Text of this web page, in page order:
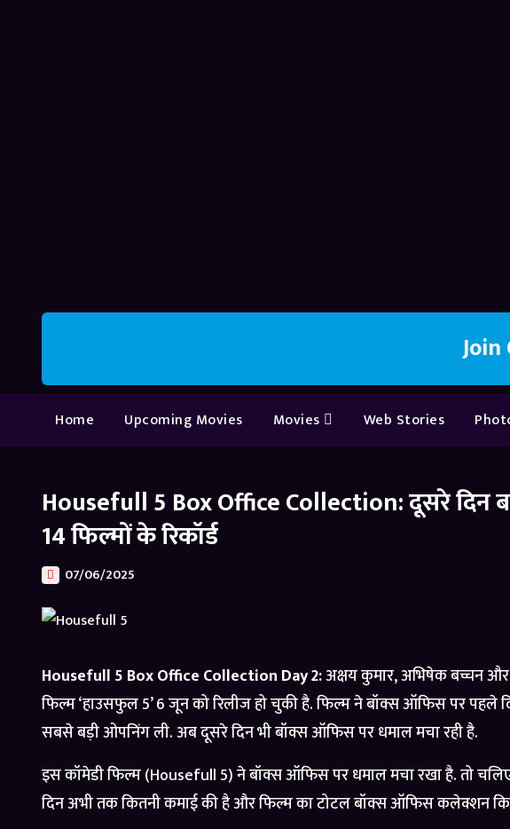
Home Upcoming Movies Movies Web Stories
Housefull 5 Box Office Collection: दूसरे दिन
14 फिल्मों के रिकॉर्ड
07/06/2025
Housefull 5 Box Office Collection Day 2:अक्षय कुमार, अभिषेक बच्चन
फिल्म ‘हाउसफुल 5’ 6 जून को रिलीज हो चुकी है. फिल्म ने बॉक्स ऑफिस पर पहले
सबसे बड़ी ओपनिंग ली. अब दूसरे दिन भी बॉक्स ऑफिस पर धमाल मचा रही है.
इस कॉमेडी फिल्म (Housefull 5) ने बॉक्स ऑफिस पर धमाल मचा रखा है. तो
दिन अभी तक कितनी कमाई की है और फिल्म का टोटल बॉक्स ऑफिस कलेक्शन